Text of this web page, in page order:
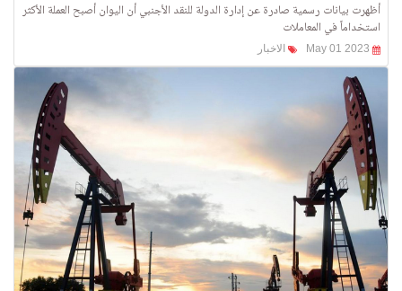
أظهرت بيانات رسمية صادرة عن إدارة الدولة للنقد الأجنبي أن اليوان أصبح العملة الأكثر
استخداماً في المعاملات
الاخبار